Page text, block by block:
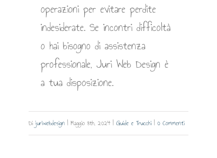
operazioni per evitare perdite
indesiderate. Se incontri difficoltà
o hai bisogno di assistenza
professionale, Juri Web Design è
a tua disposizione.
Dijuriwebdesign | Maggio 8th, 2024 | Guide e Trucchi | 0 Commenti